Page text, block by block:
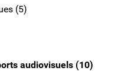
(5)
audiovisuels (10)